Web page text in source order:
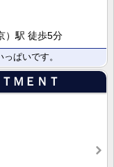
）駅 徒歩5分
ぱいです。
ＭＥＮＴ